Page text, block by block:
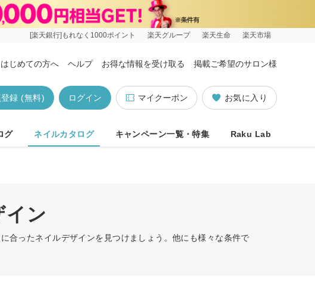
[楽天銀行]もれなく1000ポイント 楽天グループ 楽天生命 楽天市場
はじめての方へ ヘルプ お得な情報を受け取る 掲載ご希望のサロン様
お気に入り
マイクーポン
ログイン
録 (無料)
グ ネイルカタログ キャンペーン一覧・特集 Raku Lab
イン
合ったネイルデザインを見つけましょう。他にも様々な条件で